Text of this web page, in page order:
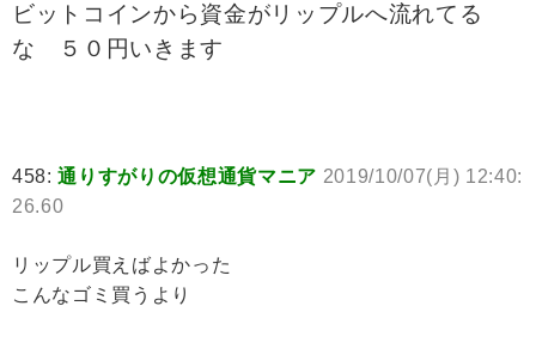
ビットコインから資金がリップルへ流れてる
な ５０円いきます
458:通りすがりの仮想通貨マニア 2019/10/07(月) 12:40:
26.60
リップル買えばよかった
こんなゴミ買うより